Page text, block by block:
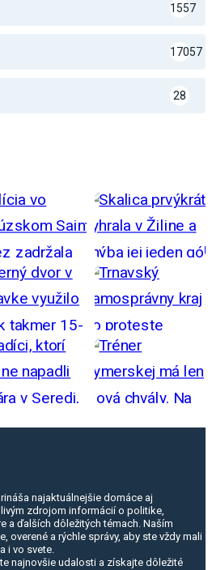
1557
17057
28
najaktuálnejšie domáce aj
zdrojom informácií o politike,
a ďalších dôležitých témach. Naším
overené a rýchle správy, aby ste vždy mali
i vo svete.
najnovšie udalosti a získajte dôležité